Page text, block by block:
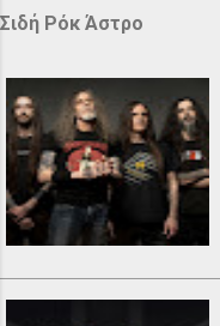
Σιδή Ρόκ Άστρο